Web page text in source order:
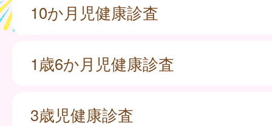
10か月児健康診査
1歳6か月児健康診査
3歳児健康診査